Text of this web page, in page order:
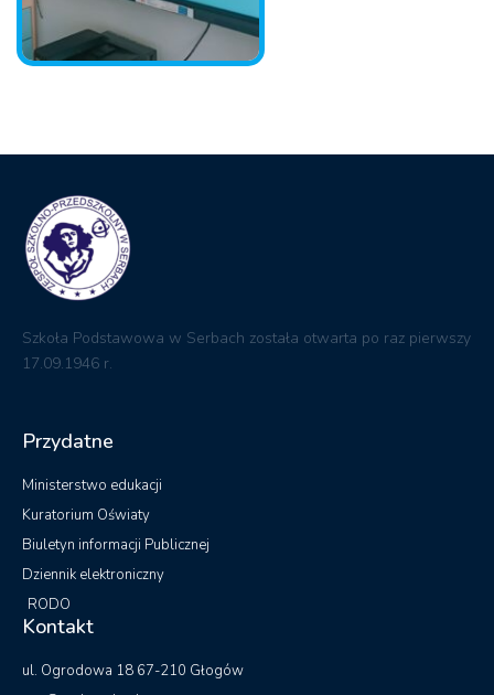
Szkoła Podstawowa w Serbach została otwarta po raz pierwszy
17.09.1946 r.
Przydatne
Ministerstwo edukacji
Kuratorium Oświaty
Biuletyn informacji Publicznej
Dziennik elektroniczny
RODO
Kontakt
ul. Ogrodowa 18 67-210 Głogów